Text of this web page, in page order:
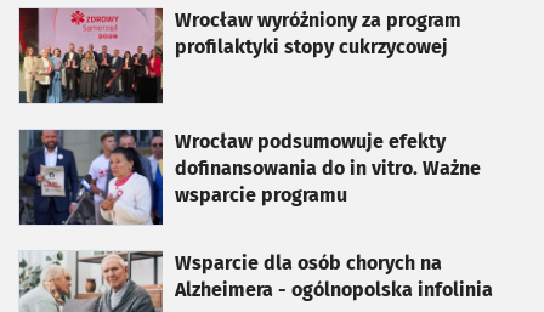
Wrocław wyróżniony za program
profilaktyki stopy cukrzycowej
otworzy się w nowej karcie
Wrocław podsumowuje efekty
dofinansowania do in vitro. Ważne
wsparcie programu
otworzy się w nowej karcie
Wsparcie dla osób chorych na
Alzheimera - ogólnopolska infolinia
otworzy się w nowej karcie